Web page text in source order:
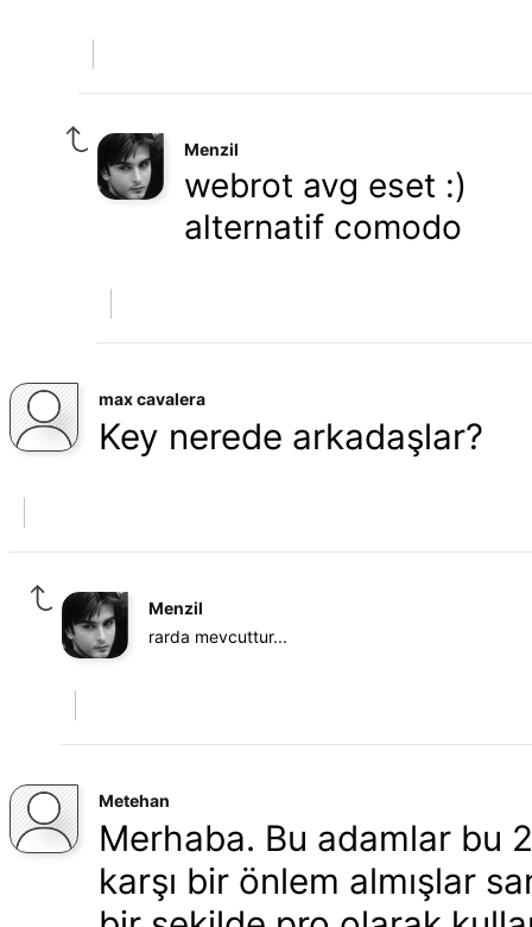
Menzil
webrot avg eset :)
alternatif comodo
max cavalera
Key nerede arkadaşlar?
Menzil
rarda mevcuttur...
Metehan
Merhaba. Bu adamlar bu
karşı bir önlem almışlar